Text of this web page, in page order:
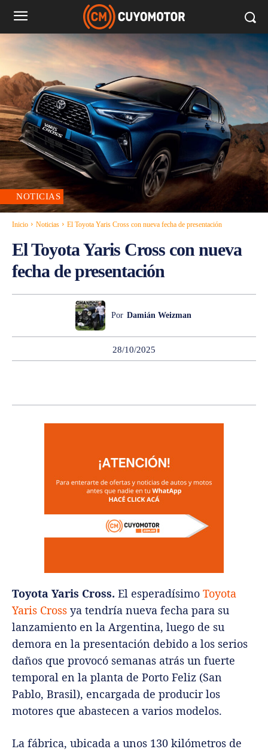
NOTICIAS
Inicio Noticias El Toyota Yaris Cross con nueva fecha de presentación
El Toyota Yaris Cross con nueva
fecha de presentación
Por Damián Weizman
28/10/2025
Toyota Yaris Cross. El esperadísimo Toyota
Yaris Cross ya tendría nueva fecha para su
lanzamiento en la Argentina, luego de su
demora en la presentación debido a los serios
daños que provocó semanas atrás un fuerte
temporal en la planta de Porto Feliz (San
Pablo, Brasil), encargada de producir los
motores que abastecen a varios modelos.
La fábrica, ubicada a unos 130 kilómetros de